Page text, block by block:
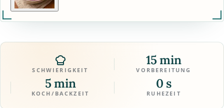
SCHWIERIGKEIT
15 min
VORBEREITUNG
5 min
KOCH/BACKZEIT
0 s
RUHEZEIT